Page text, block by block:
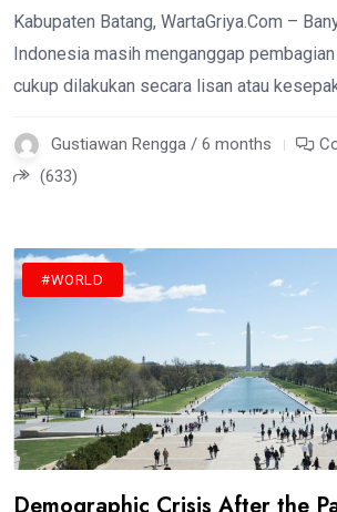
Kabupaten Batang, WartaGriya.Com –
Indonesia masih menganggap
cukup dilakukan secara lisan atau
Gustiawan Rengga / 6 months
(633)
#WORLD